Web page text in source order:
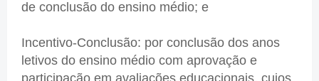
de conclusão do ensino médio; e
Incentivo-Conclusão: por conclusão dos anos
letivos do ensino médio com aprovação e
participação em avaliações educacionais, cujos